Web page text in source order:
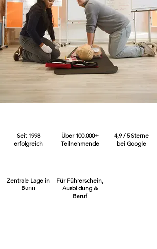
Seit 1998
erfolgreich
Zentrale Lage in
Bonn
Über 100.000+
Teilnehmende
Für Führerschein,
Ausbildung &
Beruf
4,9 / 5 Sterne
bei Google